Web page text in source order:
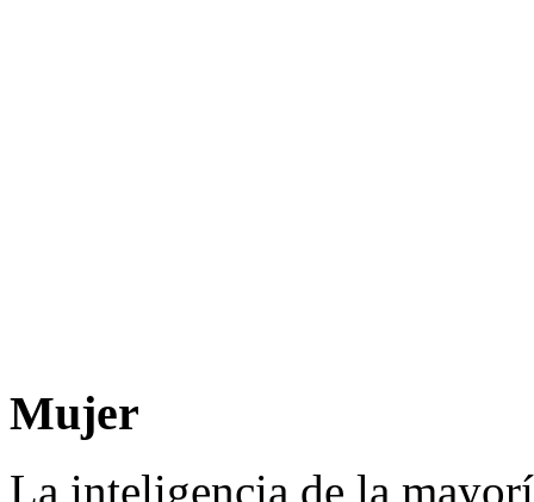
Mujer
La inteligencia de la